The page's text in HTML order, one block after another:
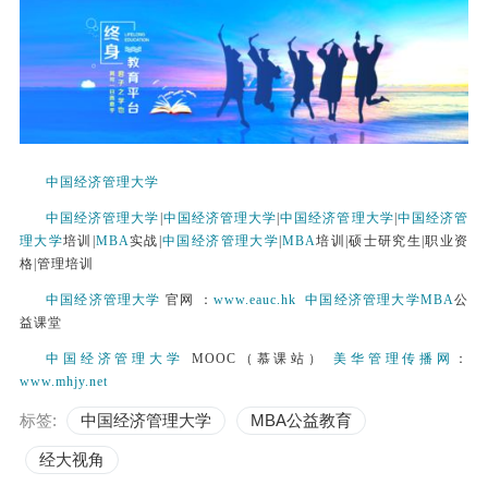
中国经济管理大学
中国经济管理大学 |中国经济管理大学|中国经济管理大学|中国经济管
理大学培训|MBA实战|中国经济管理大学|MBA培训|硕士研究生|职业资
格|管理培训
中国经济管理大学 官网 ： www.eauc.hk 中国经济管理大学MBA公
益课堂
中国经济管理大学 MOOC（慕课站） 美华管理传播网
：
www.mhjy.net
标签: 中国经济管理大学 MBA公益教育
经大视角